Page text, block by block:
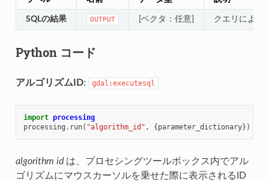
SQLの結果 OUTPUT [ベクタ：任意] クエリによっ
Python コード
アルゴリズムID: gdal:executesql
import processing
processing . run( "algorithm_id" , {parameter_dictionary})
algorithm idは、プロセシングツールボックス内でアル
ゴリズムにマウスカーソルを乗せた際に表示されるID